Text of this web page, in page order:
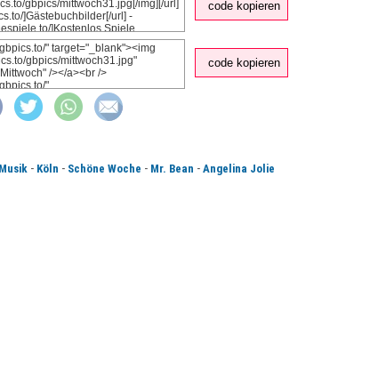
code kopieren
code kopieren
Musik - Köln - Schöne Woche - Mr. Bean - Angelina Jolie